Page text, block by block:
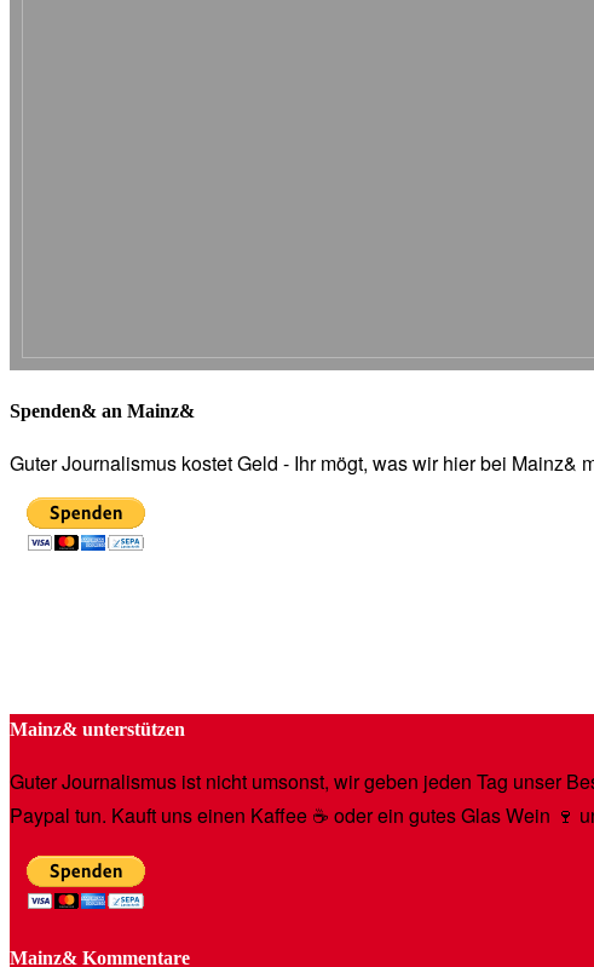
Spenden& an Mainz&
Guter Journalismus kostet Geld - Ihr mögt, was wir hier bei Mainz&
Mainz& unterstützen
Guter Journalismus ist nicht umsonst, wir geben jeden Tag unser
Paypal tun. Kauft uns einen Kaffee ☕️ oder ein gutes Glas Wein 🍷
Mainz& Kommentare